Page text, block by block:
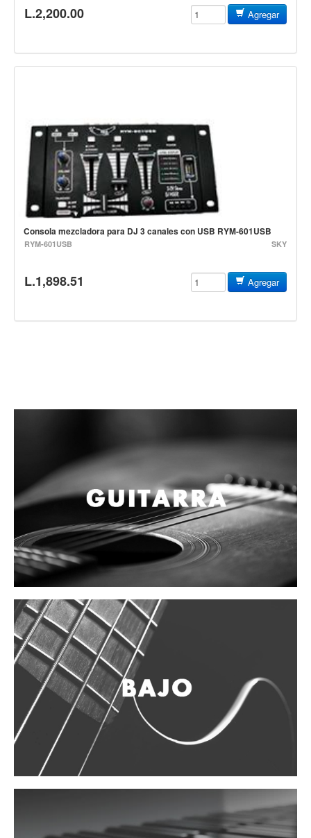
Electrico
Amplificadores
Accesorios
Cuerdas
Baterias
Acustica
Electrica
Baquetas y mazos
Redoblantes
Herrajes
Accesorios
Teclado
Teclado Digital
Piano Digital
Sintetizadores
Fundas
Amplificadores
Accesorios
Violin
Cello
Contrabajo
L.2,200.00 Agregar
Consola mezcladora para DJ 3 canales con USB RYM-601USB
RYM-601USB SKY
L.1,898.51 Agregar